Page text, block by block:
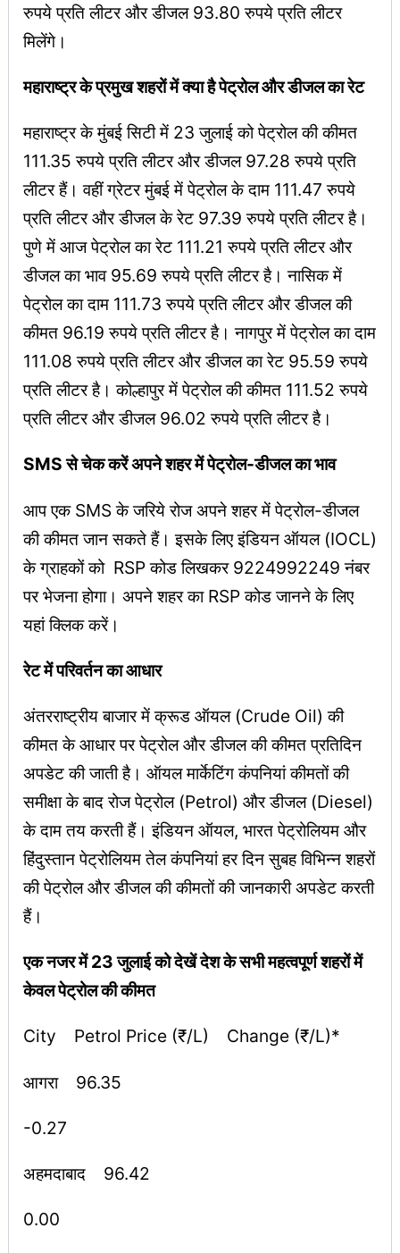
रुपये प्रति लीटर और डीजल 93.80 रुपये प्रति लीटर
मिलेंगे।
महाराष्ट्र के प्रमुख शहरों में क्या है पेट्रोल और डीजल का रेट
महाराष्ट्र के मुंबई सिटी में 23 जुलाई को पेट्रोल की कीमत
111.35 रुपये प्रति लीटर और डीजल 97.28 रुपये प्रति
लीटर हैं। वहीं ग्रेटर मुंबई में पेट्रोल के दाम 111.47 रुपये
प्रति लीटर और डीजल के रेट 97.39 रुपये प्रति लीटर है।
पुणे में आज पेट्रोल का रेट 111.21 रुपये प्रति लीटर और
डीजल का भाव 95.69 रुपये प्रति लीटर है। नासिक में
पेट्रोल का दाम 111.73 रुपये प्रति लीटर और डीजल की
कीमत 96.19 रुपये प्रति लीटर है। नागपुर में पेट्रोल का दाम
111.08 रुपये प्रति लीटर और डीजल का रेट 95.59 रुपये
प्रति लीटर है। कोल्हापुर में पेट्रोल की कीमत 111.52 रुपये
प्रति लीटर और डीजल 96.02 रुपये प्रति लीटर है।
SMS से चेक करें अपने शहर में पेट्रोल-डीजल का भाव
आप एक SMS के जरिये रोज अपने शहर में पेट्रोल-डीजल
की कीमत जान सकते हैं। इसके लिए इंडियन ऑयल (IOCL)
के ग्राहकों को RSP कोड लिखकर 9224992249 नंबर
पर भेजना होगा। अपने शहर का RSP कोड जानने के लिए
यहां क्लिक करें।
रेट में परिवर्तन का आधार
अंतरराष्ट्रीय बाजार में क्रूड ऑयल (Crude Oil) की
कीमत के आधार पर पेट्रोल और डीजल की कीमत प्रतिदिन
अपडेट की जाती है। ऑयल मार्केटिंग कंपनियां कीमतों की
समीक्षा के बाद रोज पेट्रोल (Petrol) और डीजल (Diesel)
के दाम तय करती हैं। इंडियन ऑयल, भारत पेट्रोलियम और
हिंदुस्तान पेट्रोलियम तेल कंपनियां हर दिन सुबह विभिन्न शहरों
की पेट्रोल और डीजल की कीमतों की जानकारी अपडेट करती
हैं।
एक नजर में 23 जुलाई को देखें देश के सभी महत्वपूर्ण शहरों में
केवल पेट्रोल की कीमत
City Petrol Price (₹/L) Change (₹/L)*
आगरा 96.35
-0.27
अहमदाबाद 96.42
0.00